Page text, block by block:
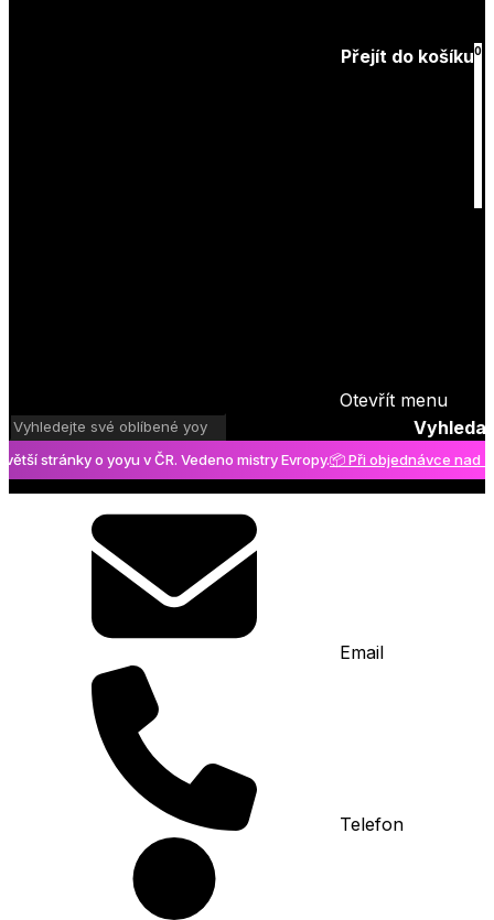
Přejít do košíku0
Otevřít menu
Vyhledat
stránky o yoyu v ČR. Vedeno mistry Evropy.📦 Při objednávce nad
Email
Telefon